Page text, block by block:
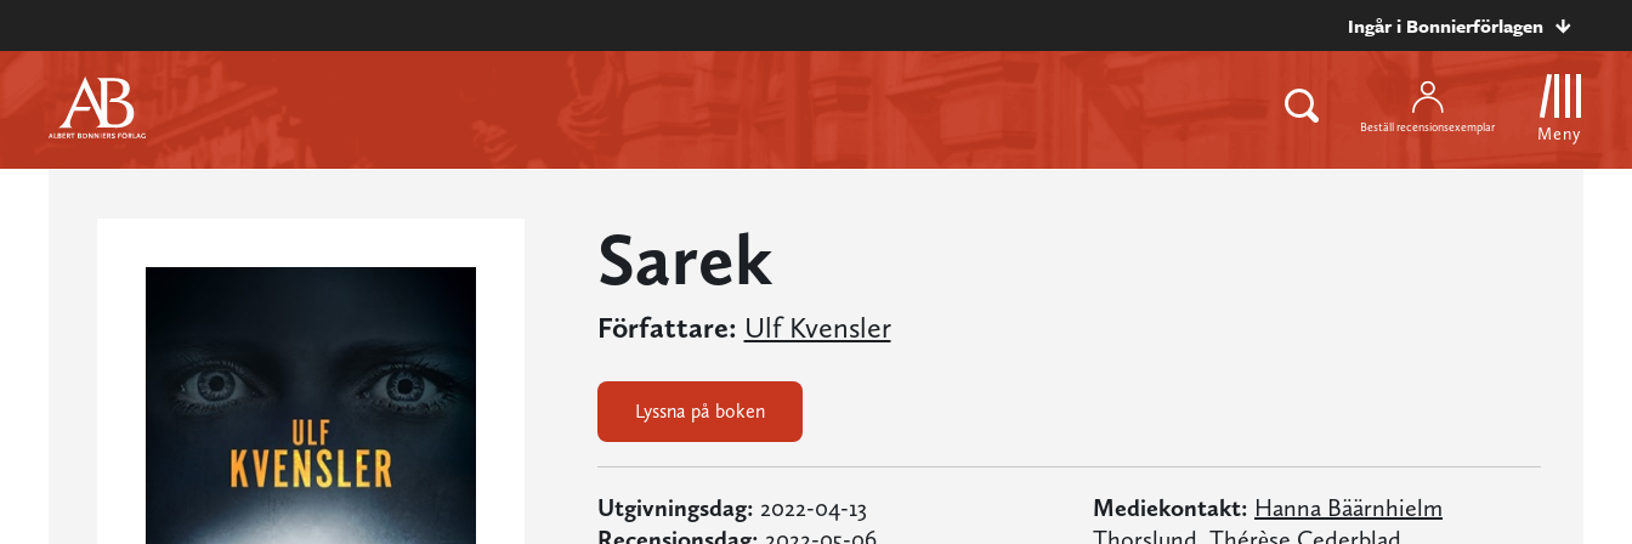
Ingår i Bonnierförlagen
Beställ recensionsexemplar Meny
Sarek
Författare: Ulf Kvensler
Lyssna på boken
Utgivningsdag: 2022-04-13
Mediekontakt: Hanna Bäärnhielm